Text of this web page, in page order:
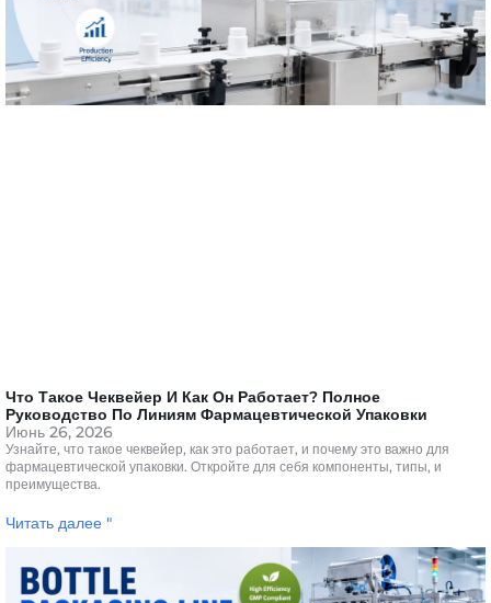
Что Такое Чеквейер И Как Он Работает? Полное
Руководство По Линиям Фармацевтической Упаковки
Июнь 26, 2026
Узнайте, что такое чеквейер, как это работает, и почему это важно для
фармацевтической упаковки. Откройте для себя компоненты, типы, и
преимущества.
Читать далее "